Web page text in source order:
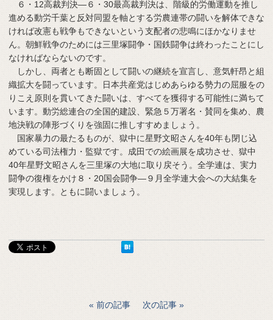
６・12高裁判決―６・30最高裁判決は、階級的労働運動を推し
進める動労千葉と反対同盟を軸とする労農連帯の闘いを解体できな
ければ改憲も戦争もできないという支配者の悲鳴にほかなりませ
ん。朝鮮戦争のためには三里塚闘争・国鉄闘争は終わったことにし
なければならないのです。
しかし、両者とも断固として闘いの継続を宣言し、意気軒昂と組
織拡大を闘っています。日本共産党はじめあらゆる勢力の屈服をの
りこえ原則を貫いてきた闘いは、すべてを獲得する可能性に満ちて
います。動労総連合の全国的建設、緊急５万署名・賛同を集め、農
地決戦の陣形づくりを強固に推しすすめましょう。
国家暴力の最たるものが、獄中に星野文昭さんを40年も閉じ込
めている司法権力・監獄です。成田での絵画展を成功させ、獄中
40年星野文昭さんを三里塚の大地に取り戻そう。全学連は、実力
闘争の復権をかけ８・20国会闘争―９月全学連大会への大結集を
実現します。ともに闘いましょう。
前の記事 次の記事